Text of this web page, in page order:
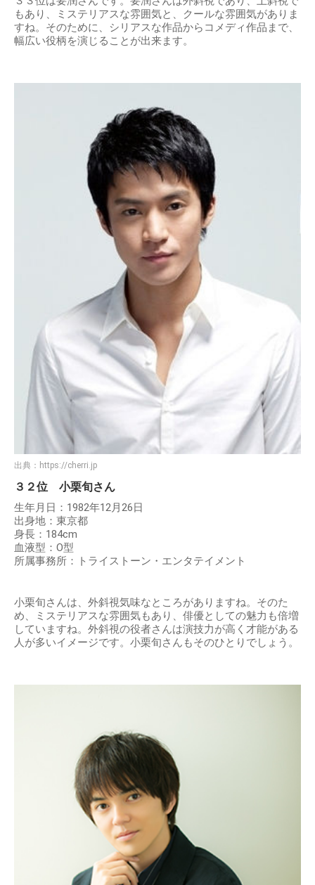
もあり、ミステリアスな雰囲気と、クールな雰囲気がありま
すね。そのために、シリアスな作品からコメディ作品まで、
幅広い役柄を演じることが出来ます。
出典： https://cherri.jp
３２位 小栗旬さん
生年月日：1982年12月26日
出身地：東京都
身長：184cm
血液型：O型
所属事務所：トライストーン・エンタテイメント
小栗旬さんは、外斜視気味なところがありますね。そのた
め、ミステリアスな雰囲気もあり、俳優としての魅力も倍増
していますね。外斜視の役者さんは演技力が高く才能がある
人が多いイメージです。小栗旬さんもそのひとりでしょう。